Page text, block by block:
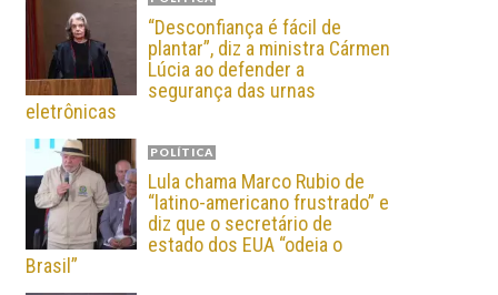
“Desconfiança é fácil de
plantar”, diz a ministra Cármen
Lúcia ao defender a
segurança das urnas
eletrônicas
POLÍTICA
Lula chama Marco Rubio de
“latino-americano frustrado” e
diz que o secretário de
estado dos EUA “odeia o
Brasil”